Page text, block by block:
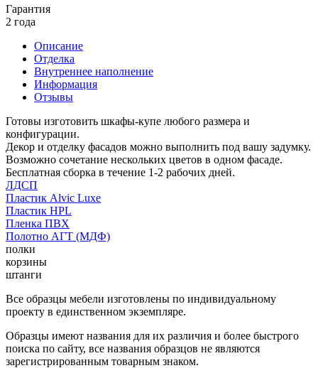
Гарантия
2 года
Описание
Отделка
Внутреннее наполнение
Информация
Отзывы
Готовы изготовить шкафы-купе любого размера и
конфигурации.
Декор и отделку фасадов можно выполнить под вашу задумку.
Возможно сочетание нескольких цветов в одном фасаде.
Бесплатная сборка в течение 1-2 рабочих дней.
ЛДСП
Пластик Alvic Luxe
Пластик HPL
Пленка ПВХ
Полотно АГТ (МДФ)
полки
корзины
штанги
Все образцы мебели изготовлены по индивидуальному
проекту в единственном экземпляре.
Образцы имеют названия для их различия и более быстрого
поиска по сайту, все названия образцов не являются
зарегистрированным товарным знаком.